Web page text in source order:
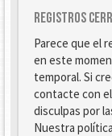
Registros
Parece que el
en este
temporal. Si
contacte con
disculpas por
Nuestra